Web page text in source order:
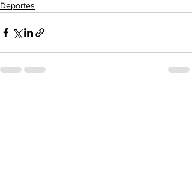
Deportes